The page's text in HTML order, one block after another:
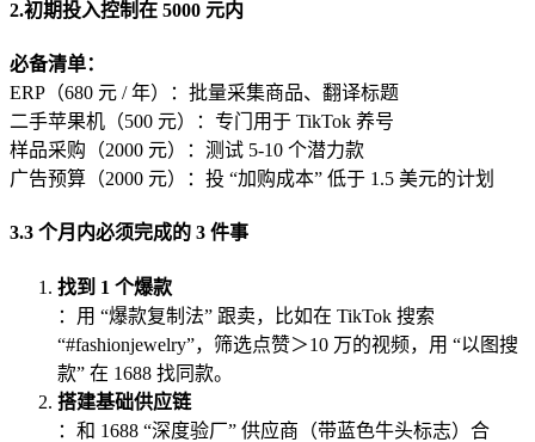
2.初期投入控制在 5000 元内
必备清单：
ERP（680 元 / 年）：批量采集商品、翻译标题
二手苹果机（500 元）：专门用于 TikTok 养号
样品采购（2000 元）：测试 5-10 个潜力款
广告预算（2000 元）：投 “加购成本” 低于 1.5 美元的计划
3.3 个月内必须完成的 3 件事
找到 1 个爆款
：用 “爆款复制法” 跟卖，比如在 TikTok 搜索
“#fashionjewelry”，筛选点赞＞10 万的视频，用 “以图搜
款” 在 1688 找同款。
搭建基础供应链
：和 1688 “深度验厂” 供应商（带蓝色牛头标志）合